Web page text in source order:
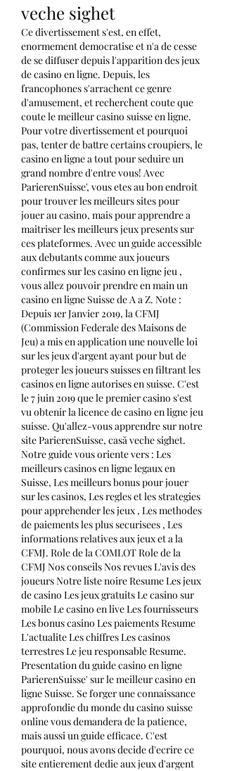
veche sighet
Ce divertissement s'est, en effet,
enormement democratise et n'a de cesse
de se diffuser depuis l'apparition des jeux
de casino en ligne. Depuis, les
francophones s'arrachent ce genre
d'amusement, et recherchent coute que
coute le meilleur casino suisse en ligne.
Pour votre divertissement et pourquoi
pas, tenter de battre certains croupiers, le
casino en ligne a tout pour seduire un
grand nombre d'entre vous! Avec
ParierenSuisse', vous etes au bon endroit
pour trouver les meilleurs sites pour
jouer au casino, mais pour apprendre a
maitriser les meilleurs jeux presents sur
ces plateformes. Avec un guide accessible
aux debutants comme aux joueurs
confirmes sur les casino en ligne jeu ,
vous allez pouvoir prendre en main un
casino en ligne Suisse de A a Z. Note :
Depuis 1er Janvier 2019, la CFMJ
(Commission Federale des Maisons de
Jeu) a mis en application une nouvelle loi
sur les jeux d'argent ayant pour but de
proteger les joueurs suisses en filtrant les
casinos en ligne autorises en suisse. C'est
le 7 juin 2019 que le premier casino s'est
vu obtenir la licence de casino en ligne jeu
suisse. Qu'allez-vous apprendre sur notre
site ParierenSuisse, casă veche sighet.
Notre guide vous oriente vers : Les
meilleurs casinos en ligne legaux en
Suisse, Les meilleurs bonus pour jouer
sur les casinos, Les regles et les strategies
pour apprehender les jeux , Les methodes
de paiements les plus securisees , Les
informations relatives aux jeux et a la
CFMJ. Role de la COMLOT Role de la
CFMJ Nos conseils Nos revues L'avis des
joueurs Notre liste noire Resume Les jeux
de casino Les jeux gratuits Le casino sur
mobile Le casino en live Les fournisseurs
Les bonus casino Les paiements Resume
L'actualite Les chiffres Les casinos
terrestres Le jeu responsable Resume.
Presentation du guide casino en ligne
ParierenSuisse' sur le meilleur casino en
ligne Suisse. Se forger une connaissance
approfondie du monde du casino suisse
online vous demandera de la patience,
mais aussi un guide efficace. C'est
pourquoi, nous avons decide d'ecrire ce
site entierement dedie aux jeux d'argent